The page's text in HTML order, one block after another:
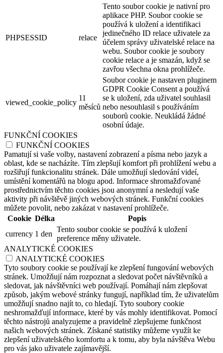
PHPSESSID relace
Tento soubor cookie je nativní pro
aplikace PHP. Soubor cookie se
používá k uložení a identifikaci
jedinečného ID relace uživatele za
účelem správy uživatelské relace na
webu. Soubor cookie je soubory
cookie relace a je smazán, když se
zavřou všechna okna prohlížeče.
viewed_cookie_policy
11
měsíců
Soubor cookie je nastaven pluginem
GDPR Cookie Consent a používá
se k uložení, zda uživatel souhlasil
nebo nesouhlasil s používáním
souborů cookie. Neukládá žádné
osobní údaje.
FUNKČNÍ COOKIES
FUNKČNÍ COOKIES
Pamatují si vaše volby, nastavení zobrazení a písma nebo jazyk a
oblast, kde se nacházíte. Tím zlepšují komfort při prohlížení webu a
rozšiřují funkcionalitu stránek. Dále umožňují sledování videí,
umístění komentářů na blogu apod. Informace shromažďované
prostřednictvím těchto cookies jsou anonymní a nesledují vaše
aktivity při návštěvě jiných webových stránek. Funkční cookies
můžete povolit, nebo zakázat v nastavení prohlížeče.
Cookie Délka
Popis
currency 1 den
Tento soubor cookie se používá k uložení
preference měny uživatele.
ANALYTICKÉ COOKIES
ANALYTICKÉ COOKIES
Tyto soubory cookie se používají ke zlepšení fungování webových
stránek. Umožňují nám rozpoznat a sledovat počet návštěvníků a
sledovat, jak návštěvníci web používají. Pomáhají nám zlepšovat
způsob, jakým webové stránky fungují, například tím, že uživatelům
umožňují snadno najít to, co hledají. Tyto soubory cookie
neshromažďují informace, které by vás mohly identifikovat. Pomocí
těchto nástrojů analyzujeme a pravidelně zlepšujeme funkčnost
našich webových stránek. Získané statistiky můžeme využít ke
zlepšení uživatelského komfortu a k tomu, aby byla návštěva Webu
pro vás jako uživatele zajímavější.